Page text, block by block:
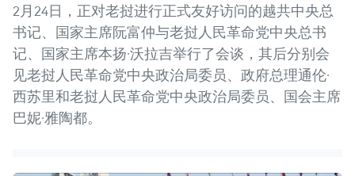
2月24日，正对老挝进行正式友好访问的越共中央总
书记、国家主席阮富仲与老挝人民革命党中央总书
记、国家主席本扬·沃拉吉举行了会谈，其后分别会
见老挝人民革命党中央政治局委员、政府总理通伦·
西苏里和老挝人民革命党中央政治局委员、国会主席
巴妮·雅陶都。